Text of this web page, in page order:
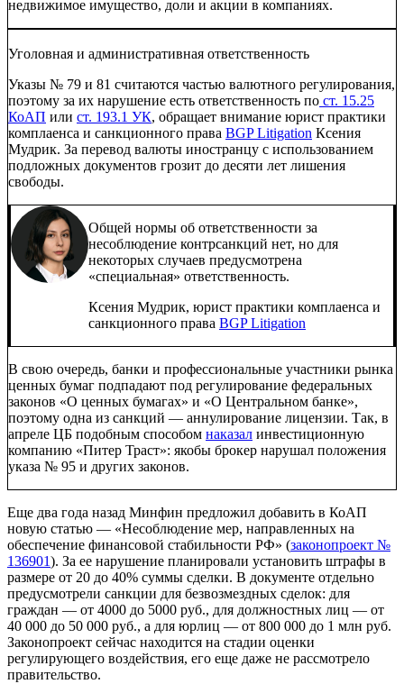
недвижимое имущество, доли и акции в компаниях.
Уголовная и административная ответственность
Указы № 79 и 81 считаются частью валютного регулирования,
поэтому за их нарушение есть ответственность по ст. 15.25
КоАП или ст. 193.1 УК, обращает внимание юрист практики
комплаенса и санкционного права BGP Litigation Ксения
Мудрик. За перевод валюты иностранцу с использованием
подложных документов грозит до десяти лет лишения
свободы.
Общей нормы об ответственности за
несоблюдение контрсанкций нет, но для
некоторых случаев предусмотрена
«специальная» ответственность.
Ксения Мудрик, юрист практики комплаенса и
санкционного права BGP Litigation
В свою очередь, банки и профессиональные участники рынка
ценных бумаг подпадают под регулирование федеральных
законов «О ценных бумагах» и «О Центральном банке»,
поэтому одна из санкций — аннулирование лицензии. Так, в
апреле ЦБ подобным способом наказал инвестиционную
компанию «Питер Траст»: якобы брокер нарушал положения
указа № 95 и других законов.
Еще два года назад Минфин предложил добавить в КоАП
новую статью — «Несоблюдение мер, направленных на
обеспечение финансовой стабильности РФ» (законопроект №
136901). За ее нарушение планировали установить штрафы в
размере от 20 до 40% суммы сделки. В документе отдельно
предусмотрели санкции для безвозмездных сделок: для
граждан — от 4000 до 5000 руб., для должностных лиц — от
40 000 до 50 000 руб., а для юрлиц — от 800 000 до 1 млн руб.
Законопроект сейчас находится на стадии оценки
регулирующего воздействия, его еще даже не рассмотрело
правительство.